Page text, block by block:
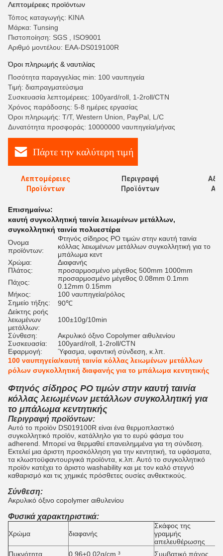
Λεπτομέρειες προϊόντων
Τόπος καταγωγής: ΚΙΝΑ
Μάρκα: Tunsing
Πιστοποίηση: SGS , ISO9001
Αριθμό μοντέλου: EAA-DS019100R
Όροι πληρωμής & ναυτιλίας
Ποσότητα παραγγελίας min: 100 ναυπηγεία
Τιμή: διαπραγματεύσιμα
Συσκευασία λεπτομέρειες: 100yard/roll, 1-2roll/CTN
Χρόνος παράδοσης: 5-8 ημέρες εργασίας
Όροι πληρωμής: T/T, Western Union, PayPal, L/C
Δυνατότητα προσφοράς: 10000000 ναυπηγεία/μήνας
Πάρτε την καλύτερη τιμή
Λεπτομέρειες
Προϊόντων
Περιγραφή
Προϊόντων
Επισημαίνω:
καυτή συγκολλητική ταινία λειωμένων μετάλλων,
συγκολλητική ταινία πολυεστέρα
Όνομα
προϊόντων:
Φτηνός σίδηρος PO τιμών στην καυτή ταινία
κόλλας λειωμένων μετάλλων συγκολλητική για το
μπάλωμα κεντ
Χρώμα:
Διαφανής
Πλάτος:
προσαρμοσμένο μέγεθος 500mm 1000mm
Πάχος:
προσαρμοσμένο μέγεθος 0.08mm 0.1mm
0.12mm 0.15mm
Μήκος:
100 ναυπηγεία/ρόλος
Σημείο τήξης:
90℃
Δείκτης ροής
λειωμένων
μετάλλων:
100±10g/10min
Σύνθεση:
Ακρυλικό όξινο Copolymer αιθυλενίου
Συσκευασία:
100yard/roll, 1-2roll/CTN
Εφαρμογή:
Ύφασμα, υφαντική σύνδεση, κ.λπ.
100 ναυπηγεία/καυτή ταινία κόλλας λειωμένων μετάλλων
ρόλων συγκολλητική διαφανής για το μπάλωμα κεντητικής
Φτηνός σίδηρος PO τιμών στην καυτή ταινία
κόλλας λειωμένων μετάλλων συγκολλητική για
το μπάλωμα κεντητικής
Περιγραφή προϊόντων:
Αυτό το προϊόν DS019100R είναι ένα θερμοπλαστικό
συγκολλητικό προϊόν, κατάλληλο για το ευρύ φάσμα του
adherend. Μπορεί να θερμαθεί επανειλημμένα για τη σύνδεση.
Εκτελεί μια άριστη προσκόλληση για την κεντητική, τα υφάσματα,
τα κλωστοϋφαντουργικά προϊόντα, κ.λπ. Αυτό το συγκολλητικό
προϊόν κατέχει το άριστο washability και με τον καλό στεγνό
καθαρισμό και τις χημικές πρόσθετες ουσίες ανθεκτικούς.
Σύνθεση:
Ακρυλικό όξινο copolymer αιθυλενίου
Φυσικά χαρακτηριστικά:
Χρώμα διαφανής
Σκάφος της
γραμμής
απελευθέρωσης
Πυκνότητα 0.96±0.02g/cm ³ Συμβατικό πάχος